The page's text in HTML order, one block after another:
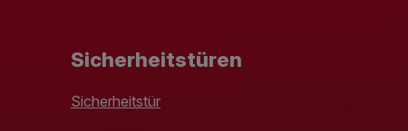
Sicherheitstüren
Sicherheitstür